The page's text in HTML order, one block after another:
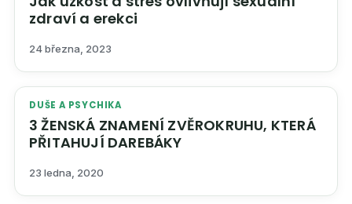
zdraví a erekci
24 března, 2023
DUŠE A PSYCHIKA
3 ŽENSKÁ ZNAMENÍ ZVĚROKRUHU, KTERÁ
PŘITAHUJÍ DAREBÁKY
23 ledna, 2020